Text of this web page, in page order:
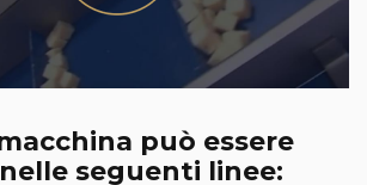
può essere
seguenti linee: